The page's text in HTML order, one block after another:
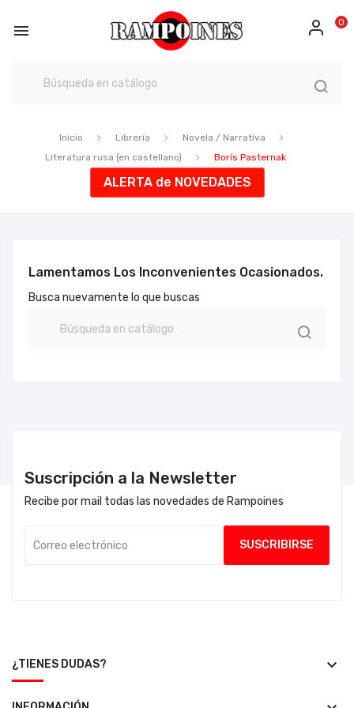
 0
Inicio Librería
Novela / Narrativa
Literatura rusa (en castellano)
Borís Pasternak
ALERTA de NOVEDADES
Lamentamos Los Inconvenientes Ocasionados.
Busca nuevamente lo que buscas
Suscripción a la Newsletter
Recibe por mail todas las novedades de Rampoines
¿TIENES DUDAS? keyboard_arrow_down